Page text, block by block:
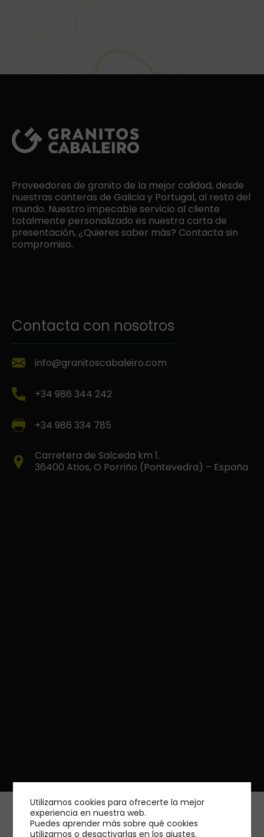
Proveedores de granito de la mejor calidad, desde
nuestras canteras de Galicia y Portugal, al resto del
mundo. Nuestro impecable servicio al cliente
totalmente personalizado es nuestra carta de
presentación, ¿Quieres saber más? Contacta sin
compromiso.
Contacta con nosotros
info@granitoscabaleiro.com
+34 986 344 242
+34 986 334 785
Carretera de Salceda km 1.
36400 Atios, O Porriño (Pontevedra) – España
Utilizamos cookies para ofrecerte la mejor
experiencia en nuestra web.
Puedes aprender más sobre qué cookies
utilizamos o desactivarlas en losajustes.